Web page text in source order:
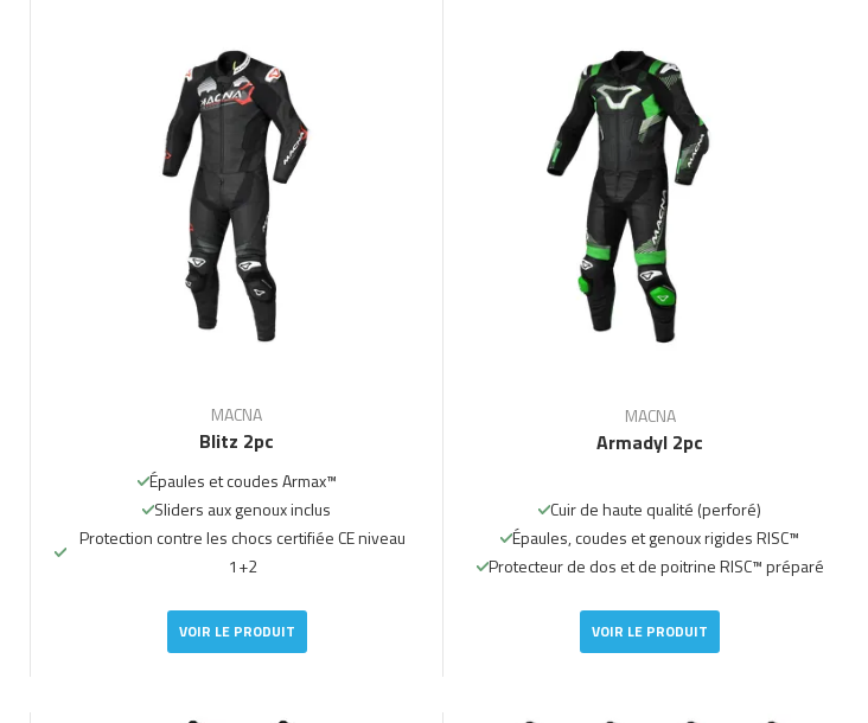
MACNA
Blitz 2pc
Épaules et coudes Armax™
Sliders aux genoux inclus
Protection contre les chocs certifiée CE niveau
1+2
VOIR LE PRODUIT
MACNA
Armadyl 2pc
Cuir de haute qualité (perforé)
Épaules, coudes et genoux rigides RISC™
Protecteur de dos et de poitrine RISC™ préparé
VOIR LE PRODUIT